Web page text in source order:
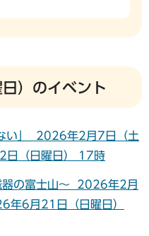
）のイベント
い」 2026年2月7日（土
日（日曜日） 17時
器の富士山～ 2026年2月
年6月21日（日曜日）